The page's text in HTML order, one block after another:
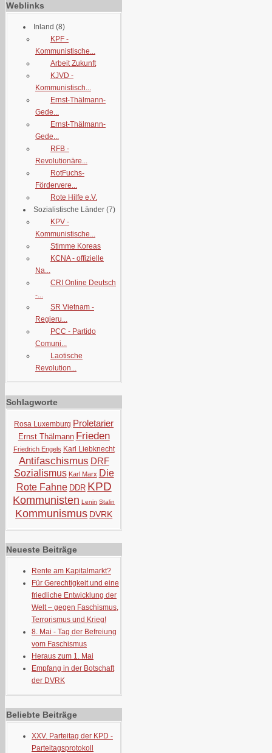
Weblinks
Inland (8)
KPF -
Kommunistische...
Arbeit Zukunft
KJVD -
Kommunistisch...
Ernst-Thälmann-
Gede...
Ernst-Thälmann-
Gede...
RFB -
Revolutionäre...
RotFuchs-
Fördervere...
Rote Hilfe e.V.
Sozialistische Länder (7)
KPV -
Kommunistische...
Stimme Koreas
KCNA - offizielle
Na...
CRI Online Deutsch
-...
SR Vietnam -
Regieru...
PCC - Partido
Comuni...
Laotische
Revolution...
Schlagworte
Rosa Luxemburg Proletarier
Ernst Thälmann Frieden
Friedrich Engels Karl Liebknecht
Antifaschismus DRF
Sozialismus Karl Marx Die
Rote Fahne DDR KPD
Kommunisten Lenin Stalin
Kommunismus DVRK
Neueste Beiträge
Rente am Kapitalmarkt?
Für Gerechtigkeit und eine
friedliche Entwicklung der
Welt – gegen Faschismus,
Terrorismus und Krieg!
8. Mai - Tag der Befreiung
vom Faschismus
Heraus zum 1. Mai
Empfang in der Botschaft
der DVRK
Beliebte Beiträge
XXV. Parteitag der KPD -
Parteitagsprotokoll